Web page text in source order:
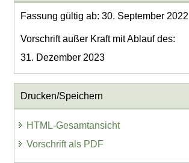
Fassung gültig ab: 30. September 2022
Vorschrift außer Kraft mit Ablauf des:
31. Dezember 2023
Drucken/Speichern
HTML-Gesamtansicht
Vorschrift als PDF